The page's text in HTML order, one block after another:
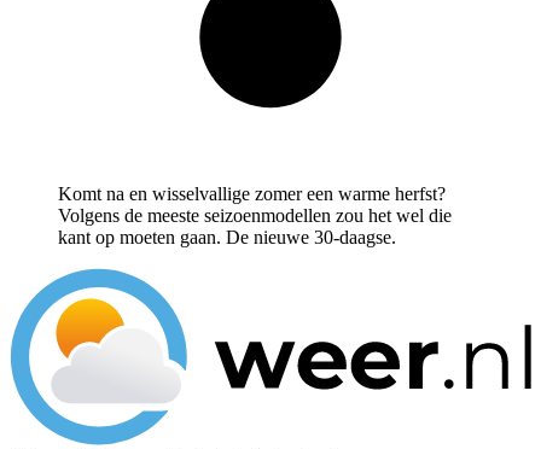
Komt na en wisselvallige zomer een warme herfst?
Volgens de meeste seizoenmodellen zou het wel die
kant op moeten gaan. De nieuwe 30-daagse.